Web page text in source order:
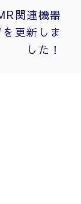
関連機器
更新しま
した！